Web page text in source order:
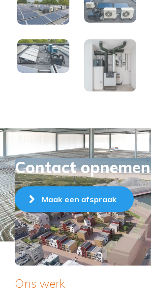
Contact opnemen
Maak een afspraak
Ons werk